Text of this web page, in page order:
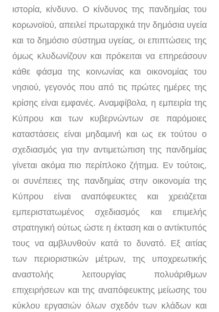
ιστορία, κίνδυνο. Ο κίνδυνος της πανδημίας του
κορωνοϊού, απειλεί πρωταρχικά την δημόσια υγεία
και το δημόσιο σύστημα υγείας, οι επιπτώσεις της
όμως κλυδωνίζουν και πρόκειται να επηρεάσουν
κάθε φάσμα της κοινωνίας και οικονομίας του
νησιού, γεγονός που από τις πρώτες ημέρες της
κρίσης είναι εμφανές. Αναμφίβολα, η εμπειρία της
Κύπρου και των κυβερνώντων σε παρόμοιες
καταστάσεις είναι μηδαμινή και ως εκ τούτου ο
σχεδιασμός για την αντιμετώπιση της πανδημίας
γίνεται ακόμα πιο περίπλοκο ζήτημα. Εν τούτοις,
οι συνέπειες της πανδημίας στην οικονομία της
Κύπρου είναι αναπόφευκτες και χρειάζεται
εμπεριστατωμένος σχεδιασμός και επιμελής
στρατηγική ούτως ώστε η έκταση και ο αντίκτυπός
τους να αμβλυνθούν κατά το δυνατό. Εξ αιτίας
των περιοριστικών μέτρων, της υποχρεωτικής
αναστολής λειτουργίας πολυάριθμων
επιχειρήσεων και της αναπόφευκτης μείωσης του
κύκλου εργασιών όλων σχεδόν των κλάδων και